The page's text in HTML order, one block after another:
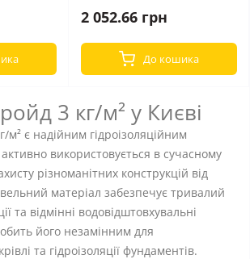
2 052.66 грн
До кошика
3 кг/м² у Києві
м² є надійним гідроізоляційним
використовується в сучасному
різноманітних конструкцій від
матеріал забезпечує тривалий
та відмінні водовідштовхувальні
його незамінним для
та гідроізоляції фундаментів.